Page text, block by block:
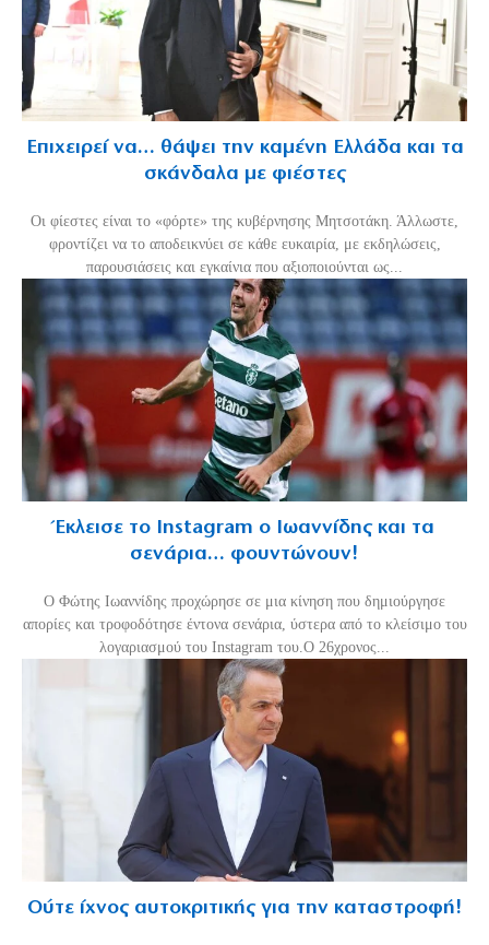
Επιχειρεί να… θάψει την καμένη Ελλάδα και τα
σκάνδαλα με φιέστες
Οι φίεστες είναι το «φόρτε» της κυβέρνησης Μητσοτάκη. Άλλωστε,
φροντίζει να το αποδεικνύει σε κάθε ευκαιρία, με εκδηλώσεις,
παρουσιάσεις και εγκαίνια που αξιοποιούνται ως...
Έκλεισε το Instagram ο Ιωαννίδης και τα
σενάρια… φουντώνουν!
Ο Φώτης Ιωαννίδης προχώρησε σε μια κίνηση που δημιούργησε
απορίες και τροφοδότησε έντονα σενάρια, ύστερα από το κλείσιμο του
λογαριασμού του Instagram του.Ο 26χρονος...
Ούτε ίχνος αυτοκριτικής για την καταστροφή!